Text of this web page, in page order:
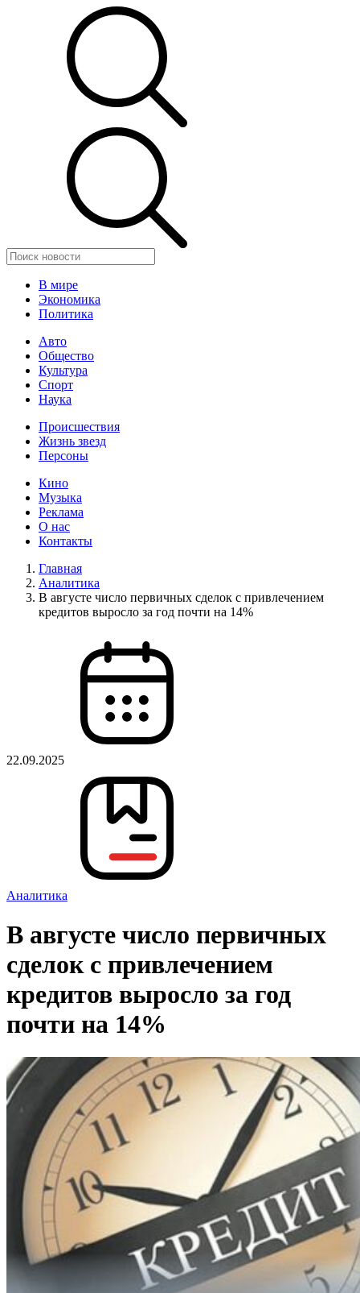
В мире
Экономика
Политика
Авто
Общество
Культура
Спорт
Наука
Происшествия
Жизнь звезд
Персоны
Кино
Музыка
Реклама
О нас
Контакты
Главная
Аналитика
В августе число первичных сделок с привлечением
кредитов выросло за год почти на 14%
22.09.2025
Аналитика
В августе число первичных
сделок с привлечением
кредитов выросло за год
почти на 14%